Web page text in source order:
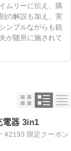
ムリーに伝え、購
の解説も加え、実
ンプルながらも鋭
が随所に施されて
電器 3in1
¥2193 限定クーポン